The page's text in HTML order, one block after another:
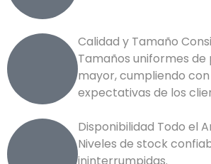
Calidad y Tamaño
Tamaños uniformes
mayor, cumpliendo
expectativas de los
Disponibilidad Todo el
Niveles de stock